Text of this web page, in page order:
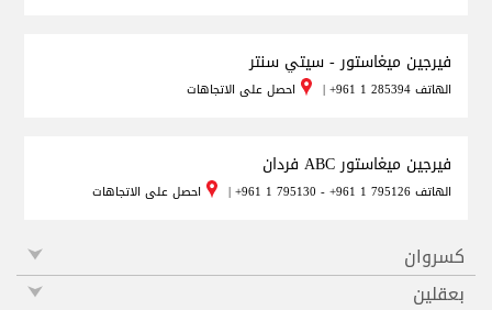
فيرجين ميغاستور - سيتي سنتر
الهاتف+961 1 285394
| احصل على الاتجاهات
فيرجين ميغاستور ABC فردان
الهاتف+961 1 795130 - +961 1 795126
| احصل على الاتجاهات
كسروان
بعقلين